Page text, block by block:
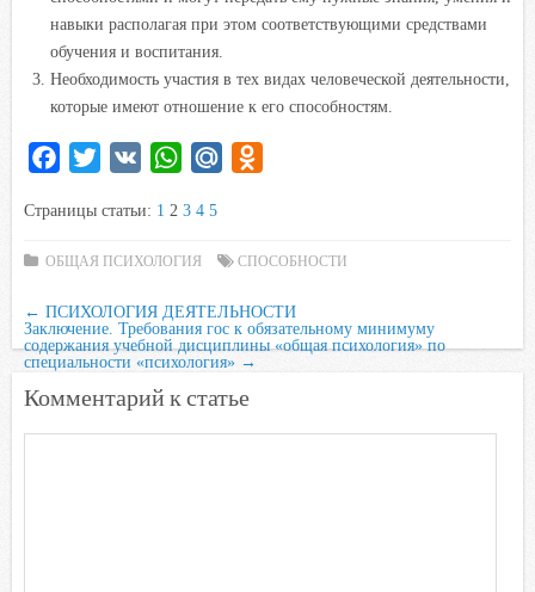
навыки располагая при этом соответствующими средствами
обучения и воспитания.
Необходимость участия в тех видах человеческой деятельности,
которые имеют отношение к его способностям.
c
o
o
k
i
e
r
W
a
A
p
p
l
R
u
l
a
n
Страницы статьи: 1 2 3 4 5
ОБЩАЯ ПСИХОЛОГИЯ СПОСОБНОСТИ
← ПСИХОЛОГИЯ ДЕЯТЕЛЬНОСТИ
Заключение. Требования гос к обязательному минимуму
содержания учебной дисциплины «общая психология» по
специальности «психология» →
Комментарий к статье